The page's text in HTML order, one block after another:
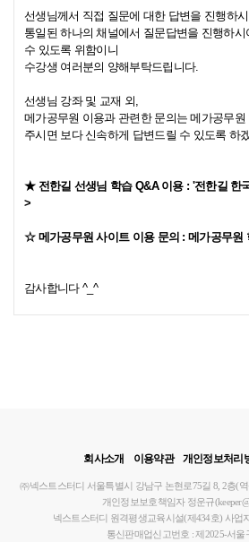
선생님께서 직접 질문에 대한 답변을 진행하
통일된 하나의 채널에서 질문답변을 진행하
수 있도록 위함이니
수강생 여러분의 양해부탁드립니다.
선생님 강좌 및 교재 외,
메가공무원 이용과 관련한 문의는 메가공무
주시면 보다 신속하게 답변드릴 수 있도록 하
★ 전한길 선생님 학습 Q&A 이용 : '전한길 한
>
☆ 메가공무원 사이트 이용 문의 :메가공무원
감사합니다 ^_^
회사소개 이용약관 개인정보처리
㈜넥스트스터디 서울특별시 강남구 논현로75길 8, 2층(
개인정보보호책임자 정운규
넥스트스터디 원격평생교육시설(제434호) 사업
통신판매업신고번호 : 제2025-서울